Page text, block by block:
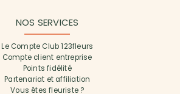
NOS SERVICES
Le Compte Club 123fleurs
Compte client entreprise
Points fidélité
Partenariat et affiliation
Vous êtes fleuriste ?